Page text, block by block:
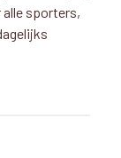
alle sporters,